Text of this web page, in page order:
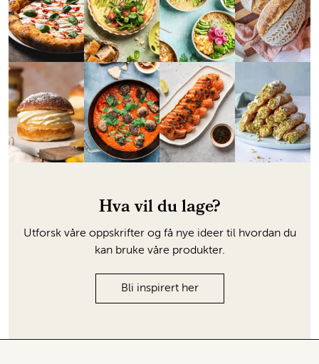
Hva vil du lage?
Utforsk våre oppskrifter og få nye ideer til hvordan du
kan bruke våre produkter.
Bli inspirert her